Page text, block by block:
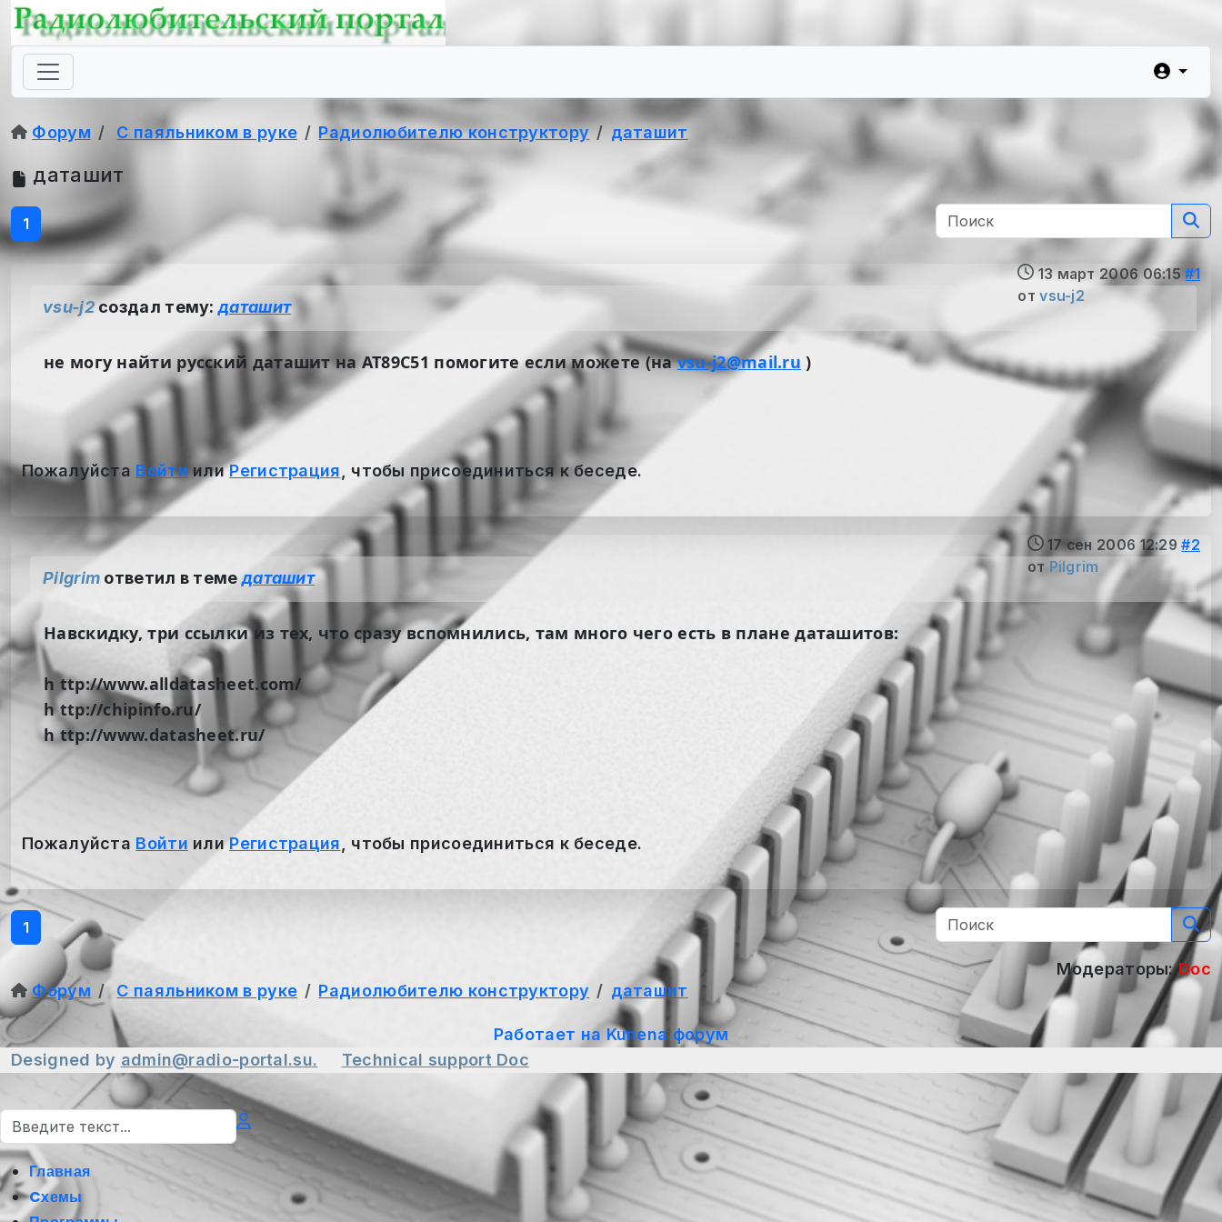
Форум С паяльником в руке Радиолюбителю конструктору даташит
даташит
1
13 март 2006 06:15 #1
отvsu-j2
vsu-j2создал тему:даташит
не могу найти русский даташит на АТ89С51 помогите если можете (наvsu-j2@mail.ru )
Пожалуйста Войти илиРегистрация , чтобы присоединиться к беседе.
17 сен 2006 12:29 #2
от Pilgrim
Pilgrim ответил в темедаташит
Навскидку, три ссылки из тех, что сразу вспомнились, там много чего есть в плане даташитов:
h ttp://www.alldatasheet.com/
h ttp://chipinfo.ru/
h ttp://www.datasheet.ru/
Пожалуйста Войти илиРегистрация , чтобы присоединиться к беседе.
1
Модераторы:Doc
Форум
С паяльником в руке Радиолюбителю конструктору даташит
Работает на Kunena форум
Designed by admin@radio-portal.su. Technical support Doc
Поиск
Главная
Cхемы